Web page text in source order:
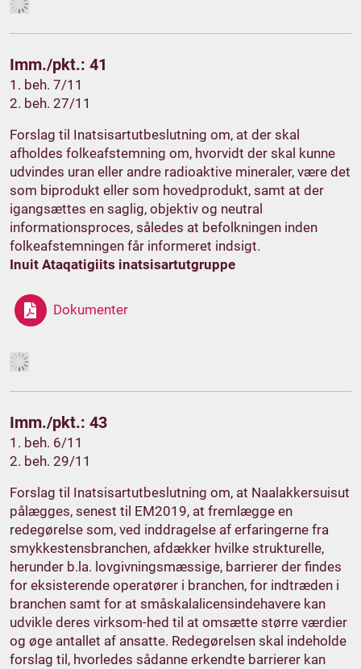
Imm./pkt.: 41
1. beh. 7/11
2. beh. 27/11
Forslag til Inatsisartutbeslutning om, at der skal
afholdes folkeafstemning om, hvorvidt der skal kunne
udvindes uran eller andre radioaktive mineraler, være det
som biprodukt eller som hovedprodukt, samt at der
igangsættes en saglig, objektiv og neutral
informationsproces, således at befolkningen inden
folkeafstemningen får informeret indsigt.
Inuit Ataqatigiits inatsisartutgruppe
Dokumenter
Imm./pkt.: 43
1. beh. 6/11
2. beh. 29/11
Forslag til Inatsisartutbeslutning om, at Naalakkersuisut
pålægges, senest til EM2019, at fremlægge en
redegørelse som, ved inddragelse af erfaringerne fra
smykkestensbranchen, afdækker hvilke strukturelle,
herunder b.la. lovgivningsmæssige, barrierer der findes
for eksisterende operatører i branchen, for indtræden i
branchen samt for at småskalalicensindehavere kan
udvikle deres virksom-hed til at omsætte større værdier
og øge antallet af ansatte. Redegørelsen skal indeholde
forslag til, hvorledes sådanne erkendte barrierer kan